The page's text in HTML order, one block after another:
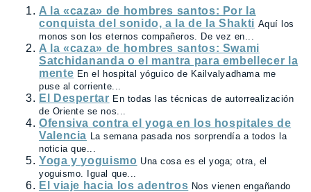
A la «caza» de hombres santos: Por la
conquista del sonido, a la de la Shakti Aquí los
monos son los eternos compañeros. De vez en...
A la «caza» de hombres santos: Swami
Satchidananda o el mantra para embellecer la
mente En el hospital yóguico de Kailvalyadhama me
puse al corriente...
El Despertar En todas las técnicas de autorrealización
de Oriente se nos...
Ofensiva contra el yoga en los hospitales de
Valencia
La semana pasada nos sorprendía a todos la
noticia que...
Yoga y yoguismo Una cosa es el yoga; otra, el
yoguismo. Igual que...
El viaje hacia los adentros Nos vienen engañando